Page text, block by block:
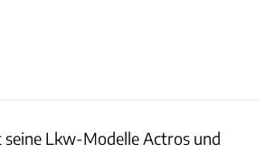
Lkw-Modelle Actros und